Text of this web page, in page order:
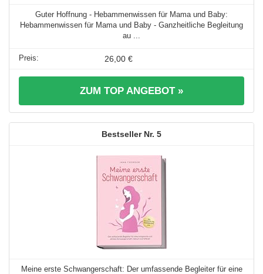
Guter Hoffnung - Hebammenwissen für Mama und Baby:
Hebammenwissen für Mama und Baby - Ganzheitliche Begleitung
au ...
26,00 €
ZUM TOP ANGEBOT »
5
Meine erste Schwangerschaft: Der umfassende Begleiter für eine